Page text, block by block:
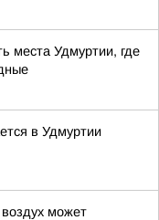
места Удмуртии, где
в Удмуртии
может